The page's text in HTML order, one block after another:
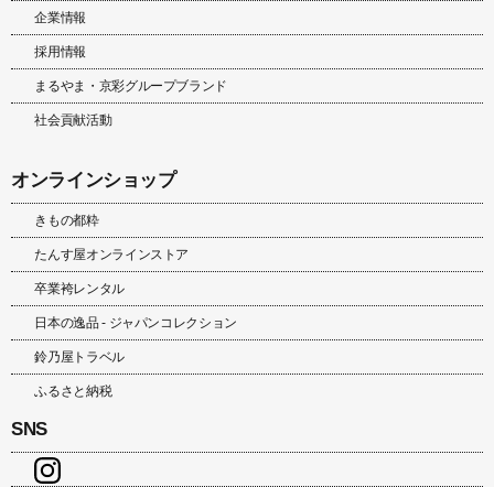
企業情報
採用情報
まるやま・京彩グループブランド
社会貢献活動
オンラインショップ
きもの都粋
たんす屋オンラインストア
卒業袴レンタル
日本の逸品 - ジャパンコレクション
鈴乃屋トラベル
ふるさと納税
SNS